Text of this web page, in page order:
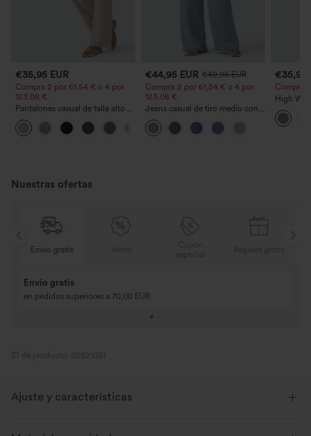
€35,95 EUR
Compra 2 por 61,54 € o 4 por
123,08 €.
Pantalones casual de talle alto y
pierna recta con tacto de lino y
bolsillos
€44,95 EUR €49,95 EUR
Compra 2 por 61,54 € o 4 por
123,08 €.
Jeans casual de tiro medio con
cordón y bolsillos
€35,95
Compra
High
Straight
Nuestras ofertas
Envío gratis
Envío gratis
en pedidos superiores a 70,00 EUR
ID de producto: 02821031
Ajuste y características
Corte holgado Espalda en forma de ojal